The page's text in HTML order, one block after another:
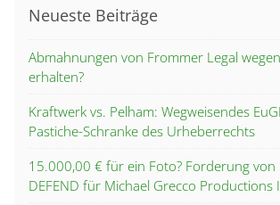
Neueste Beiträge
Abmahnungen von Frommer Legal
erhalten?
Kraftwerk vs. Pelham: Wegweisendes
Pastiche-Schranke des Urheberrechts
15.000,00 € für ein Foto? Forderung von
DEFEND für Michael Grecco Productions